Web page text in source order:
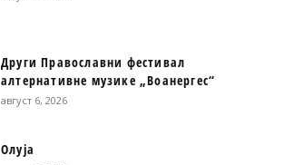
Други Православни фестивал
алтернативне музике „Воанергес“
август 6, 2026
Олуја